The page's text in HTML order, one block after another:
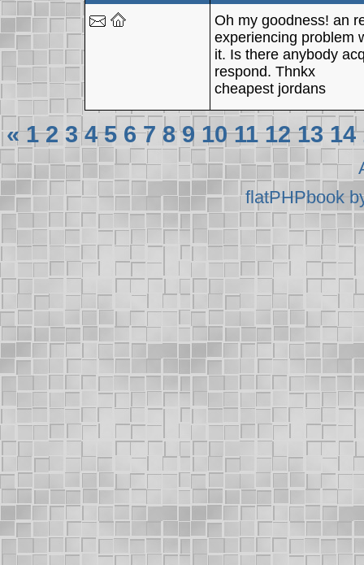
Oh my goodness! an
experiencing problem
it. Is there anybody
respond. Thnkx
cheapest jordans
« 1 2 3 4 5 6 7 8 9 10 11 12 13 14
flatPHPbook